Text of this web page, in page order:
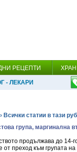
РЕЦЕПТИ
- ЛЕКАРИ
› Всички статии в тази
група, маргинална
продължава до
от преход към групата